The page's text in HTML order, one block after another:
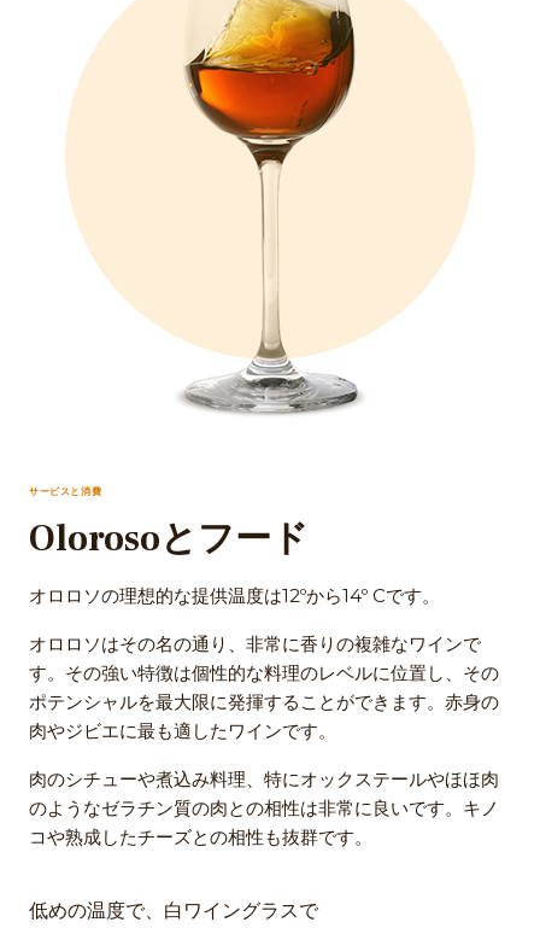
サービスと消費
Olorosoとフード
オロロソの理想的な提供温度は12ºから14º Cです。
オロロソはその名の通り、非常に香りの複雑なワインで
す。その強い特徴は個性的な料理のレベルに位置し、その
ポテンシャルを最大限に発揮することができます。赤身の
肉やジビエに最も適したワインです。
肉のシチューや煮込み料理、特にオックステールやほほ肉
のようなゼラチン質の肉との相性は非常に良いです。キノ
コや熟成したチーズとの相性も抜群です。
低めの温度で、白ワイングラスで